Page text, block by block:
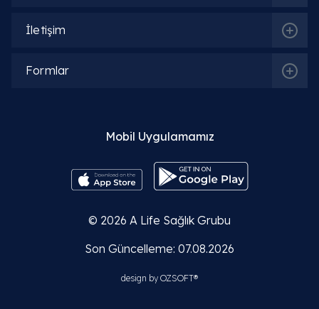
İletişim
Formlar
Mobil Uygulamamız
© 2026 A Life Sağlık Grubu
Son Güncelleme: 07.08.2026
design by OZSOFT®